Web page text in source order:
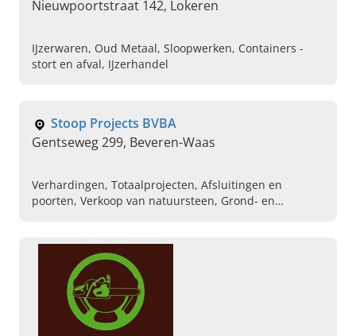
Nieuwpoortstraat 142, Lokeren
IJzerwaren, Oud Metaal, Sloopwerken, Containers -
stort en afval, IJzerhandel
Stoop Projects BVBA
Gentseweg 299, Beveren-Waas
Verhardingen, Totaalprojecten, Afsluitingen en
poorten, Verkoop van natuursteen, Grond- en
Tuinaanleg en omgevingswerken, Aanleg opritten en
terrassen